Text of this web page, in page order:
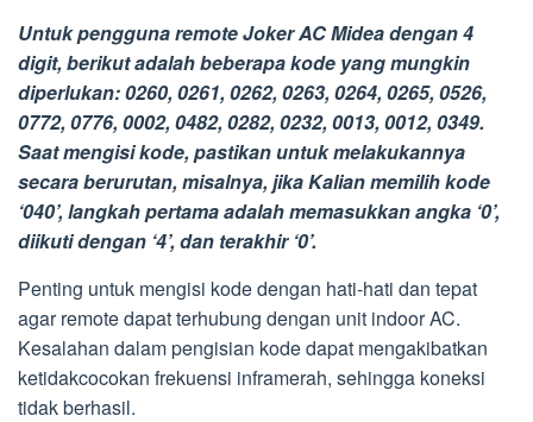
Untuk pengguna remote Joker AC Midea dengan 4
digit, berikut adalah beberapa kode yang mungkin
diperlukan: 0260, 0261, 0262, 0263, 0264, 0265, 0526,
0772, 0776, 0002, 0482, 0282, 0232, 0013, 0012, 0349.
Saat mengisi kode, pastikan untuk melakukannya
secara berurutan, misalnya, jika Kalian memilih kode
‘040’, langkah pertama adalah memasukkan angka ‘0’,
diikuti dengan ‘4’, dan terakhir ‘0’.
Penting untuk mengisi kode dengan hati-hati dan tepat
agar remote dapat terhubung dengan unit indoor AC.
Kesalahan dalam pengisian kode dapat mengakibatkan
ketidakcocokan frekuensi inframerah, sehingga koneksi
tidak berhasil.